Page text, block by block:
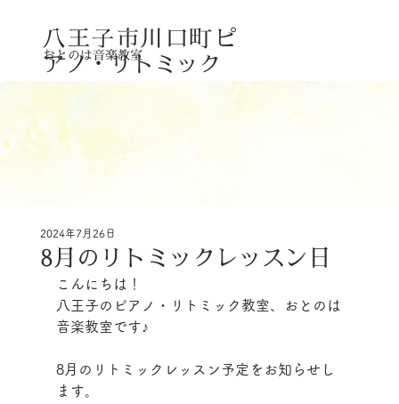
おとのは音楽教室
八王子市川口町 ピ
アノ・リトミック
8月のリトミックレッスン日
2024年7月26日
こんにちは！
八王子のピアノ・リトミック教室、おとのは
音楽教室です♪
8月のリトミックレッスン予定をお知らせし
ます。